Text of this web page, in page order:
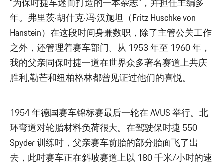
“为保时捷车迷而打造的一本杂志”，并担任主编多
年。弗里茨·胡什克·冯·汉施坦（Fritz Huschke von
Hanstein）在这段时间身兼数职，除了主管公关工作
之外，还管理着赛车部门。从 1953 年至 1960 年，
我的父亲同保时捷一道在世界众多著名赛道上共庆
胜利,勒芒和纽柏格林都曾见证过他们的喜悦。
1954 年德国赛车锦标赛最后一轮在 AVUS 举行。北
环弯道对轮胎材料负荷很大。在驾驶保时捷 550
Spyder 训练时，父亲赛车前胎的部分胎面飞了出
去，此时赛车正在斜坡赛道上以 180 千米/小时的速